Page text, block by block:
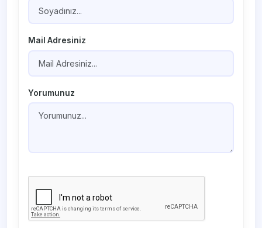
Mail Adresiniz
Yorumunuz